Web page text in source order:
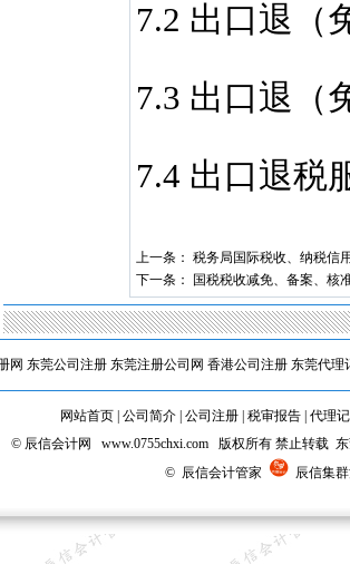
7.2 出口退（
7.3 出口退（
7.4 出口退税
上一条： 税务局国际税收、纳税信
下一条：
国税税收减免、备案、核
网 东莞公司注册 东莞注册公司网 香港公司注册 东莞代理
网站首页 公司简介 公司注册 税审报告 代理
© 辰信会计网 www.0755chxi.com 版权所有 禁止转载
© 辰信会计管家
辰信集